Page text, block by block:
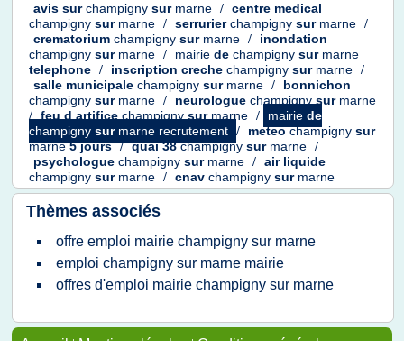
avis surchampigny sur marne / centre medical
champigny sur marne / serrurierchampigny sur marne /
crematorium champigny sur marne /
inondation
champigny sur marne / mairie de champigny sur marne
telephone / inscription creche champigny sur marne /
salle municipale champigny sur marne /
bonnichon
champigny sur marne / neurologue champigny sur marne
/ feu d artifice champigny sur marne / mairie de
champigny sur marne recrutement / meteochampigny sur
marne5 jours / quai 38champigny sur marne /
psychologue champigny sur marne / air liquide
champigny sur marne / cnav champigny sur marne
Thèmes associés
offre emploi mairie champigny sur marne
emploi champigny sur marne mairie
offres d'emploi mairie champigny sur marne